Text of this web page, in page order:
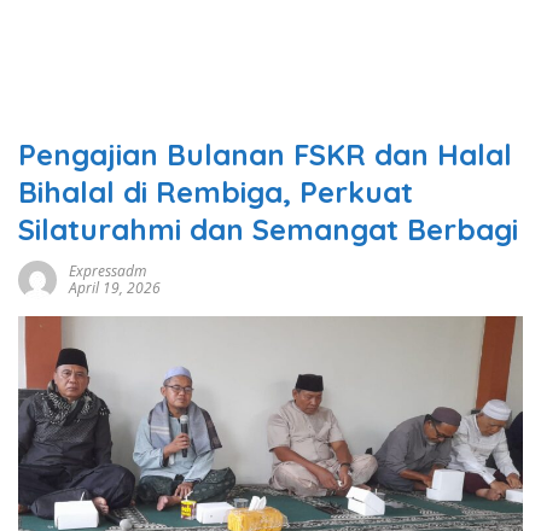
Pengajian Bulanan FSKR dan Halal
Bihalal di Rembiga, Perkuat
Silaturahmi dan Semangat Berbagi
Expressadm
April 19, 2026